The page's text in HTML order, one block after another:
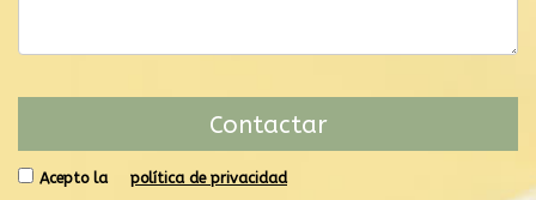
Acepto la política de privacidad